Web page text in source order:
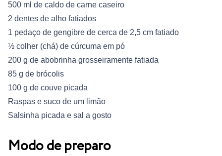
500 ml de caldo de carne caseiro
2 dentes de alho fatiados
1 pedaço de gengibre de cerca de 2,5 cm fatiado
½ colher (chá) de cúrcuma em pó
200 g de abobrinha grosseiramente fatiada
85 g de brócolis
100 g de couve picada
Raspas e suco de um limão
Salsinha picada e sal a gosto
Modo de preparo